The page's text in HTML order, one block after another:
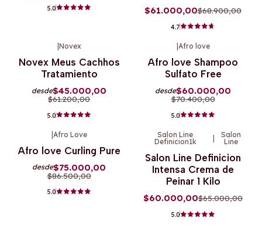
5.0 $61.000,00$68.900,00
4.7
Novex
Novex Meus Cachhos
Tratamiento
desde$45.000,00
$61.200,00
5.0
Afro love
Afro love Shampoo
Sulfato Free
desde$60.000,00
$70.400,00
5.0
|Afro Love
Afro love Curling Pure
desde$75.000,00
$86.500,00
5.0
-8%OFF
Salon Line
Definicion1k
|
Salon
Line
Salon Line Definicion
Intensa Crema de
Peinar 1 Kilo
$60.000,00$65.000,00
5.0